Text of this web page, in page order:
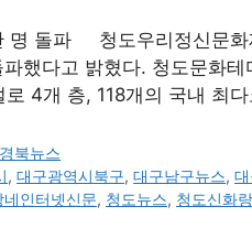
명 돌파 청도우리정신문
했다고 밝혔다. 청도문화
로 4개 층, 118개의 국내 최
북뉴스
,대구광역시북구,대구남구뉴스,
네인터넷신문, 청도뉴스, 청도신화